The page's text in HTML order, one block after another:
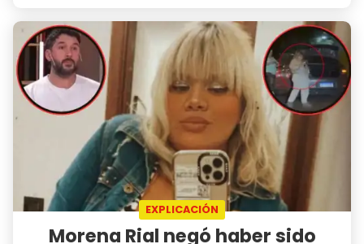
EXPLICACIÓN
Morena Rial negó haber sido